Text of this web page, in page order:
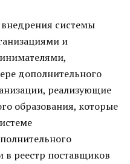
системы
и
дополнительного
реализующие
образования, которые
реестр поставщиков